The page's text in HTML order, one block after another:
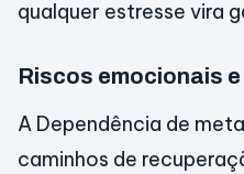
qualquer estresse vira
Riscos emocionais
A Dependência de
caminhos de